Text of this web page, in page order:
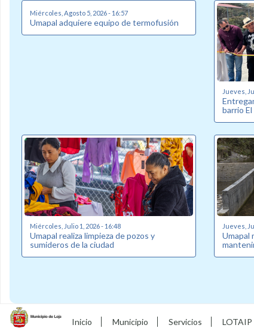
Miércoles, Agosto 5, 2026 - 16:57
Umapal adquiere equipo de termofusión
Jueves,
barrio
Miércoles, Julio 1, 2026 - 16:48
Umapal realiza limpieza de pozos y
sumideros de la ciudad
Jueves,
Umapal
Inicio Municipio Servicios LOTAIP